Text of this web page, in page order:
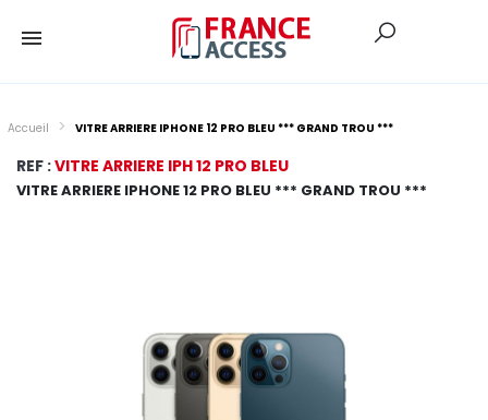
Accueil VITRE ARRIERE IPHONE 12 PRO BLEU *** GRAND TROU ***
REF :VITRE ARRIERE IPH 12 PRO BLEU
VITRE ARRIERE IPHONE 12 PRO BLEU *** GRAND TROU ***